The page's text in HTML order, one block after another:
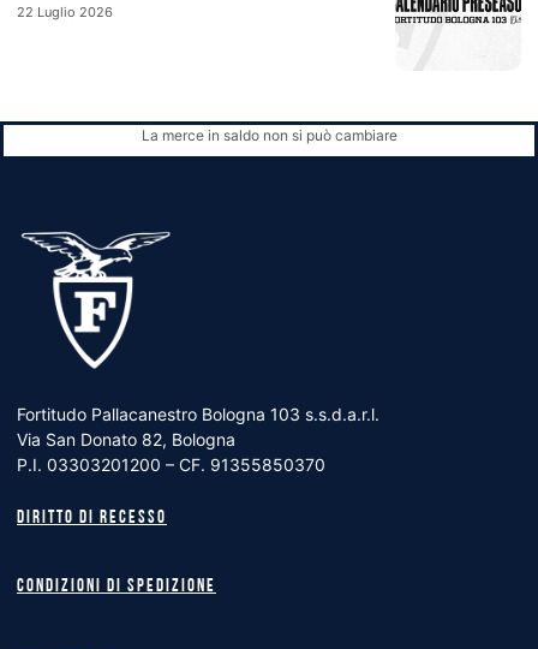
22 Luglio 2026
La merce in saldo non si può cambiare
Fortitudo Pallacanestro Bologna 103 s.s.d.a.r.l.
Via San Donato 82, Bologna
P.I. 03303201200 – CF. 91355850370
Diritto di recesso
Condizioni di spedizione